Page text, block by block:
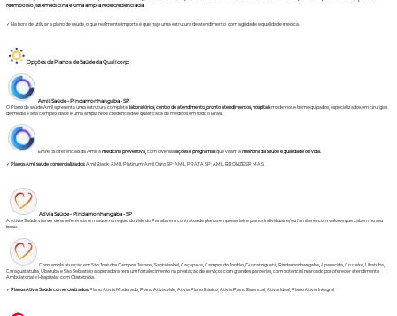
reembolso, telemedicina e uma ampla rede credenciada.
✓ Na hora de utilizar o plano de saúde, o que realmente importa é que haja uma estrutura de atendimento com agilidade e qualidade médica.
Opções de Planos de Saúde da Qualicorp:
Amil Saúde - Pindamonhangaba - SP
O Plano de saúde Amil apresenta uma estrutura completa: laboratórios, centro de atendimento, pronto atendimentos, hospitaismodernos e bem equipados, especializados em cirurgias
de média e alta complexidade e uma ampla rede credenciada e qualificada de médicos em todo o Brasil.
Entre os diferenciais da Amil, amedicina preventiva,com diversasações e programasque visam àmelhora da saúde e qualidade de vida.
✓ Planos Amil saúde comercializados: Amil Black;AMIL Platinum;Amil Ouro SP;AMIL PRATA SP;AMIL BRONZE SP MAIS
Atívia Saúde - Pindamonhangaba - SP
A Ativia Saúde visa ser uma referência em saúde na região do Vale do Paraíba em contratos de planos empresariais e planos individuais e/ou familiares com valores que cabem no seu
bolso.
Com ampla atuação em São José dos Campos, Jacareí, Santa Isabel, Caçapava, Campos do Jordão, Guaratinguetá, Pindamonhangaba, Aparecida, Cruzeiro, Ubatuba,
Caraguatatuba, Ubatuba e São Sebastião a operadora tem um fortalecimento na prestação de serviços com grandes parcerias, com potencial marcado por oferecer atendimento
Ambulatorial e Hospitalar com Obstetrícia.
✓ Planos Atívia Saúde comercializados: Plano Atívia Moderado, Plano Ativia Vale ,Ativia Plano Básico ,Ativia Plano Essencial ,Atívia Ideal , Plano Atívia Integral